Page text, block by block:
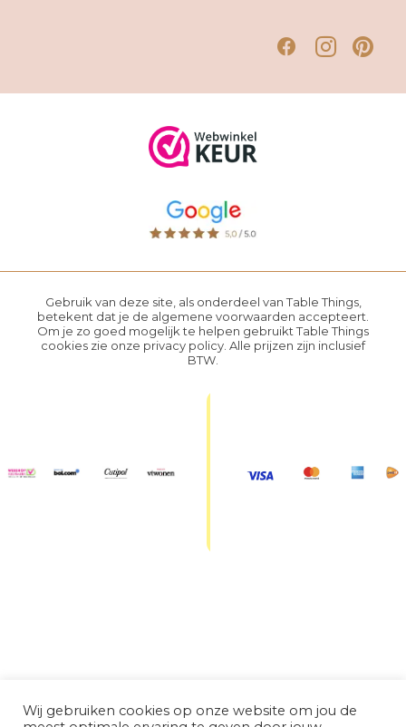
Gebruik van deze site, als onderdeel van Table Things,
betekent dat je de algemene voorwaarden accepteert.
Om je zo goed mogelijk te helpen gebruikt Table Things
cookies zie onze privacy policy . Alle prijzen zijn inclusief
BTW.
Wij gebruiken cookies op onze website om jou de